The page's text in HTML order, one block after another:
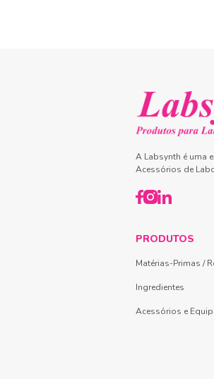
A Labsynth é uma
Acessórios de
PRODUTOS
Matérias-Primas /
Ingredientes
Acessórios e